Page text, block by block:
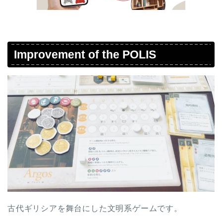
Improvement of the POLIS
古代ギリシアを舞台にした文明系ゲームです。